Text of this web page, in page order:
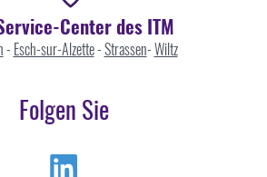
Center des ITM
- Esch-sur-Alzette-Strassen-Wiltz
Folgen Sie